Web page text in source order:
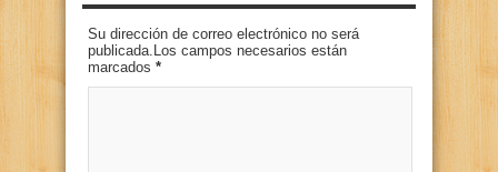
Su dirección de correo electrónico no será
publicada.Los campos necesarios están
marcados *